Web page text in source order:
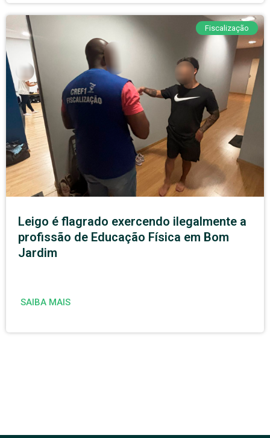
Fiscalização
Leigo é flagrado exercendo ilegalmente a
profissão de Educação Física em Bom
Jardim
SAIBA MAIS